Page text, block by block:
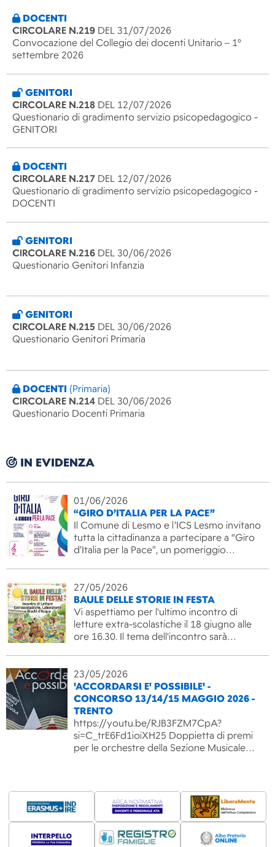
DOCENTI
CIRCOLARE N.219 DEL 31/07/2026
Convocazione del Collegio dei docenti Unitario – 1°
settembre 2026
GENITORI
CIRCOLARE N.218 DEL 12/07/2026
Questionario di gradimento servizio psicopedagogico -
GENITORI
DOCENTI
CIRCOLARE N.217 DEL 12/07/2026
Questionario di gradimento servizio psicopedagogico -
DOCENTI
GENITORI
CIRCOLARE N.216 DEL 30/06/2026
Questionario Genitori Infanzia
GENITORI
CIRCOLARE N.215 DEL 30/06/2026
Questionario Genitori Primaria
DOCENTI (Primaria)
CIRCOLARE N.214 DEL 30/06/2026
Questionario Docenti Primaria
IN EVIDENZA
01/06/2026
“GIRO D’ITALIA PER LA PACE”
Il Comune di Lesmo e l’ICS Lesmo invitano
tutta la cittadinanza a partecipare a “Giro
d’Italia per la Pace”, un pomeriggio…
27/05/2026
BAULE DELLE STORIE IN FESTA
Vi aspettiamo per l'ultimo incontro di
letture extra-scolastiche il 18 giugno alle
ore 16.30. Il tema dell'incontro sarà…
23/05/2026
'ACCORDARSI E' POSSIBILE' -
CONCORSO 13/14/15 MAGGIO 2026 -
TRENTO
https://youtu.be/RJB3FZM7CpA?
si=C_trE6Fd1ioiXH25 Doppietta di premi
per le orchestre della Sezione Musicale…